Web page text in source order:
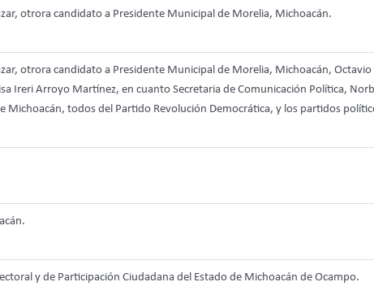
otrora candidato a Presidente Municipal de Morelia, Michoacán.
otrora candidato a Presidente Municipal de Morelia, Michoacán,
Ireri Arroyo Martínez, en cuanto Secretaria de Comunicación Política,
Michoacán, todos del Partido Revolución Democrática, y los partidos
y de Participación Ciudadana del Estado de Michoacán de Ocampo.